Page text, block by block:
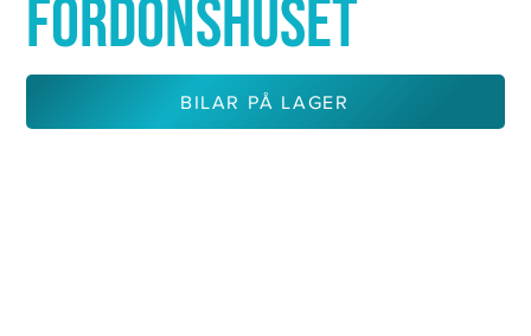
FORDONSHUSET
BILAR PÅ LAGER